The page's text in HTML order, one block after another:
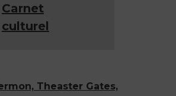
Carnet
culturel
Theaster Gates,